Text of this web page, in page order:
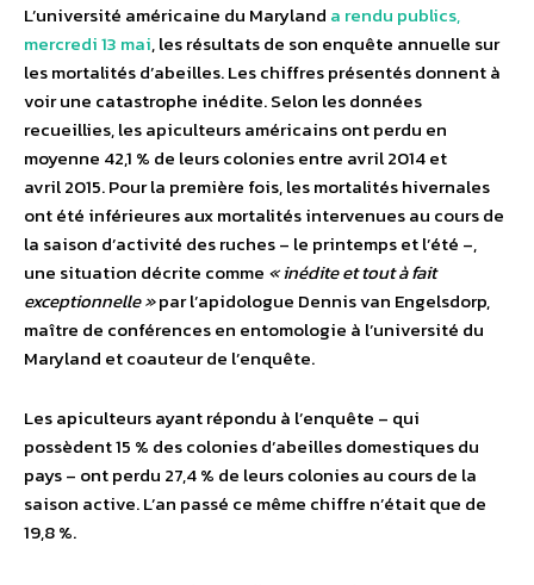
L’université américaine du Maryland a rendu publics,
mercredi 13 mai, les résultats de son enquête annuelle sur
les mortalités d’abeilles. Les chiffres présentés donnent à
voir une catastrophe inédite. Selon les données
recueillies, les apiculteurs américains ont perdu en
moyenne 42,1 % de leurs colonies entre avril 2014 et
avril 2015. Pour la première fois, les mortalités hivernales
ont été inférieures aux mortalités intervenues au cours de
la saison d’activité des ruches – le printemps et l’été –,
une situation décrite comme « inédite et tout à fait
exceptionnelle »par l’apidologue Dennis van Engelsdorp,
maître de conférences en entomologie à l’université du
Maryland et coauteur de l’enquête.
Les apiculteurs ayant répondu à l’enquête – qui
possèdent 15 % des colonies d’abeilles domestiques du
pays – ont perdu 27,4 % de leurs colonies au cours de la
saison active. L’an passé ce même chiffre n’était que de
19,8 %.